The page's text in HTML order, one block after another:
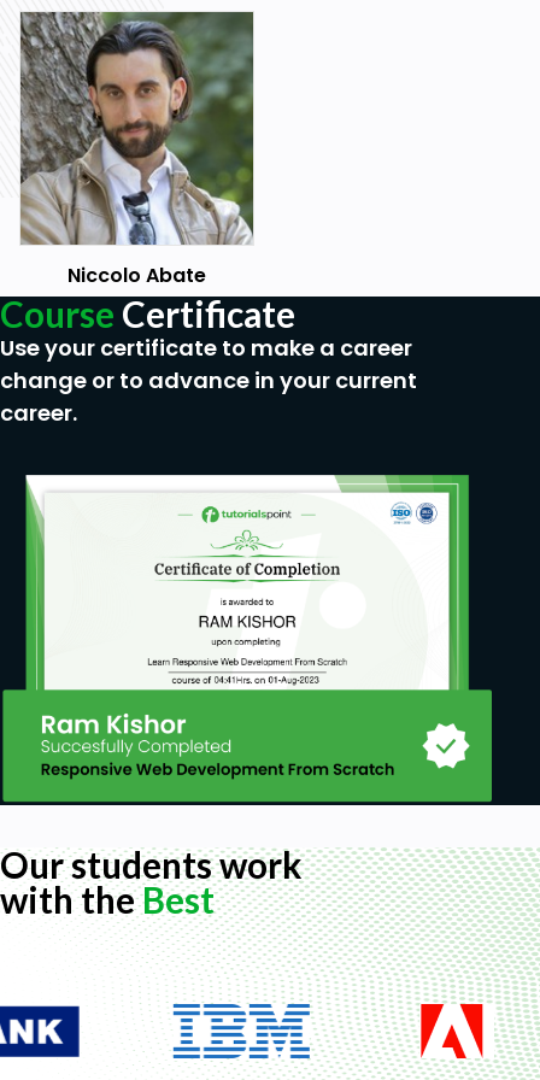
Cerca.vert - Cerca.orizz - Indice e confronta
Cerca.X
Conta se - somma se - media se
Conta più se – Somma più se – Media più se
Min più se – Max più se – Media più se
Tabelle Pivot
Cenni sulle macro
Goals
ordina per, unici, sequenza
I riferimenti misti
Formula del se e se annidati
Approfondimento formula del se con funzioni
logiche "e" - "o"
Conta se - somma se - media se
Conta più se - Somma più se - Media più se
Min più se - Max più se - Media più se
Cerca vert - Cerca orizz - Indice e confronta
Tabelle Pivot
Prerequisites
Il requisito richiesto è conoscere Excel ad un livello
Niccolo Abate
Course Certificate
Use your certificate to make a career
change or to advance in your current
career.
Our students work
with theBest